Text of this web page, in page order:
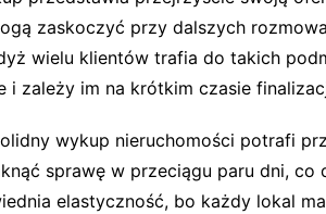
zaskoczyć przy dalszych
wielu klientów trafia do takich
i zależy im na krótkim czasie
wykup nieruchomości potrafi
sprawę w przeciągu paru dni,
elastyczność, bo każdy lokal